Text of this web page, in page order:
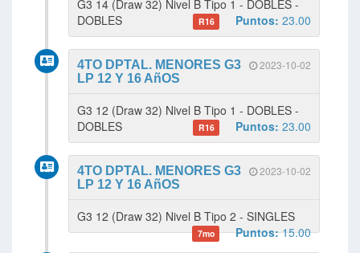
G3 14 (Draw 32) Nivel B Tipo 1 - DOBLES -
DOBLES
R16 Puntos: 23.00
2023-10-02
4TO DPTAL. MENORES G3
LP 12 Y 16 AñOS
G3 12 (Draw 32) Nivel B Tipo 1 - DOBLES -
DOBLES
R16 Puntos: 23.00
2023-10-02
4TO DPTAL. MENORES G3
LP 12 Y 16 AñOS
G3 12 (Draw 32) Nivel B Tipo 2 - SINGLES
7mo Puntos:15.00